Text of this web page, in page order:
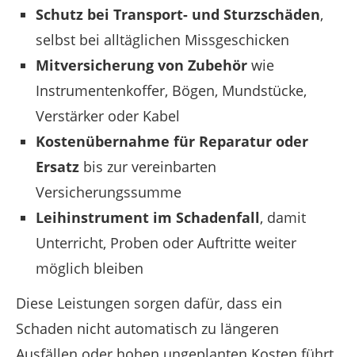
Schutz bei Transport- und Sturzschäden,
selbst bei alltäglichen Missgeschicken
Mitversicherung von Zubehör wie
Instrumentenkoffer, Bögen, Mundstücke,
Verstärker oder Kabel
Kostenübernahme für Reparatur oder
Ersatz bis zur vereinbarten
Versicherungssumme
Leihinstrument im Schadenfall, damit
Unterricht, Proben oder Auftritte weiter
möglich bleiben
Diese Leistungen sorgen dafür, dass ein
Schaden nicht automatisch zu längeren